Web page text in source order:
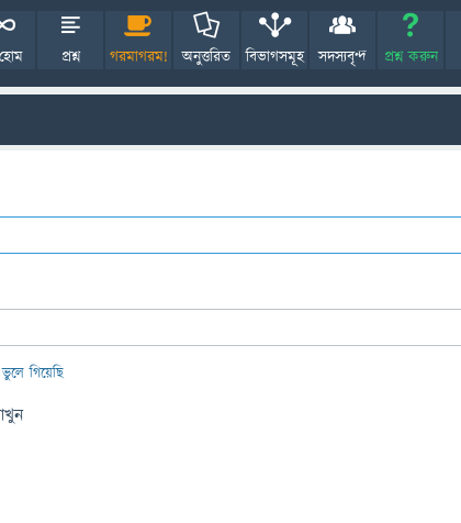
প্রশ্ন গরমাগরম! অনুত্তরিত বিভাগসমূহ সদস্যবৃন্দ প্রশ্ন করুন
গিয়েছি